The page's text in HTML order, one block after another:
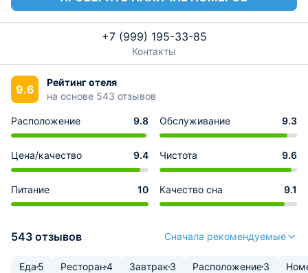
+7 (999) 195-33-85
Контакты
9.6
Рейтинг отеля
на основе 543 отзывов
Расположение 9.8 Обслуживание 9.3
Цена/качество 9.4 Чистота 9.6
Питание 10 Качество сна 9.1
543 отзывов Сначала рекомендуемые
Еда 5 Ресторан4 Завтрак 3 Расположение3